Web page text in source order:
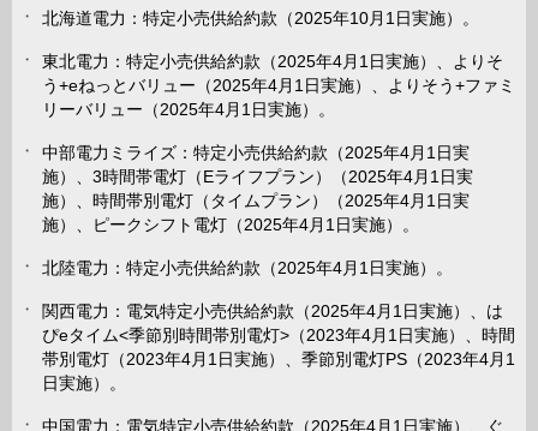
北海道電力：特定小売供給約款（2025年10月1日実施）。
東北電力：特定小売供給約款（2025年4月1日実施）、よりそ
う+eねっとバリュー（2025年4月1日実施）、よりそう+ファミ
リーバリュー（2025年4月1日実施）。
中部電力ミライズ：特定小売供給約款（2025年4月1日実
施）、3時間帯電灯（Eライフプラン）（2025年4月1日実
施）、時間帯別電灯（タイムプラン）（2025年4月1日実
施）、ピークシフト電灯（2025年4月1日実施）。
北陸電力：特定小売供給約款（2025年4月1日実施）。
関西電力：電気特定小売供給約款（2025年4月1日実施）、は
ぴeタイム<季節別時間帯別電灯>（2023年4月1日実施）、時間
帯別電灯（2023年4月1日実施）、季節別電灯PS（2023年4月1
日実施）。
中国電力：電気特定小売供給約款（2025年4月1日実施）、ぐ